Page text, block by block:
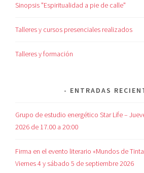
Sinopsis "Espiritualidad a pie de calle"
Talleres y cursos presenciales realizados
Talleres y formación
ENTRADAS
Grupo de estudio energético Star Life –
2026 de 17.00 a 20:00
Firma en el evento literario «Mundos de
Viernes 4 y sábado 5 de septiembre 2026